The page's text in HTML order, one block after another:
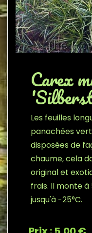
Carex
Les feuilles
panachées
disposées de
chaume, cela
original et
frais. Il monte
jusqu'à -25°C.